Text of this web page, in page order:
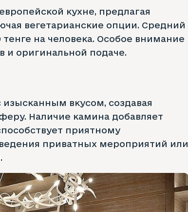
кухне, предлагая
вегетарианские опции. Средний
тенге на человека. Особое внимание
и оригинальной подаче.
вкусом, создавая
Наличие камина добавляет
приятному
приватных мероприятий или